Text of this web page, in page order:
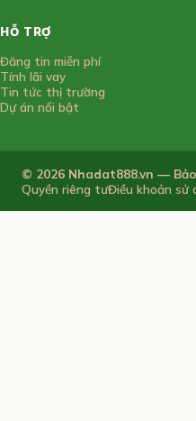
HỖ TRỢ
Đăng tin miễn phí
Tính lãi vay
Tin tức thị trường
Dự án nổi bật
© 2026 Nhadat888.vn —
Quyền riêng tưĐiều khoản sử